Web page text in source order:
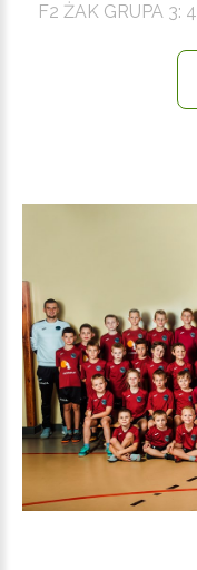
F2 ŻAK GRUPA 3: